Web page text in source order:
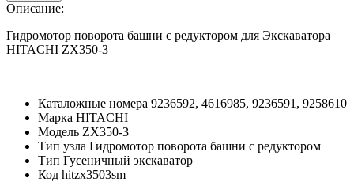
Описание:
Гидромотор поворота башни с редуктором для Экскаватора
HITACHI ZX350-3
Каталожные номера 9236592, 4616985, 9236591, 9258610
Марка HITACHI
Модель ZX350-3
Тип узла Гидромотор поворота башни с редуктором
Тип Гусеничный экскаватор
Код hitzx3503sm